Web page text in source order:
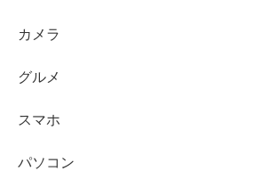
カメラ
グルメ
スマホ
パソコン